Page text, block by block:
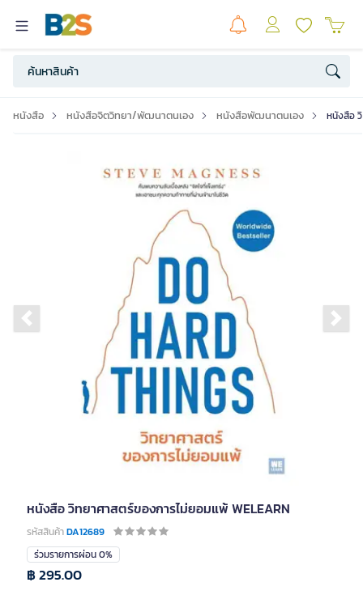
หนังสือ หนังสือจิตวิทยา/พัฒนาตนเอง หนังสือพัฒนาตนเอง หนังสือ
Previous slide
หนังสือ วิทยาศาสตร์ของการไม่ยอมแพ้ WELEARN
รหัสสินค้าDA12689
ร่วมรายการผ่อน 0%
฿ 295.00